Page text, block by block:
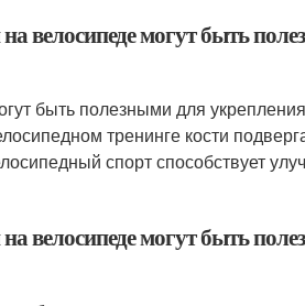
велосипеде могут быть
быть полезными для
тренинге кости
спорт способствует
велосипеде могут быть